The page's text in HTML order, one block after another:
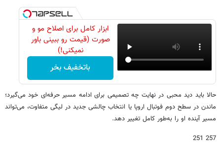
ابزار کامل برای اصلاح مو و
صورت (قیمت رو ببینی باور
نمیکنی!)
باتخفیف بخر
حالا باید دید محبی در نهایت چه تصمیمی برای ادامه مسیر حرفه‌ای خود می‌گیرد؛
ماندن در سطح دوم فوتبال اروپا یا انتخاب چالشی جدید در لیگی متفاوت، می‌تواند
مسیر آینده او را به‌طور کامل تغییر دهد.
257 251